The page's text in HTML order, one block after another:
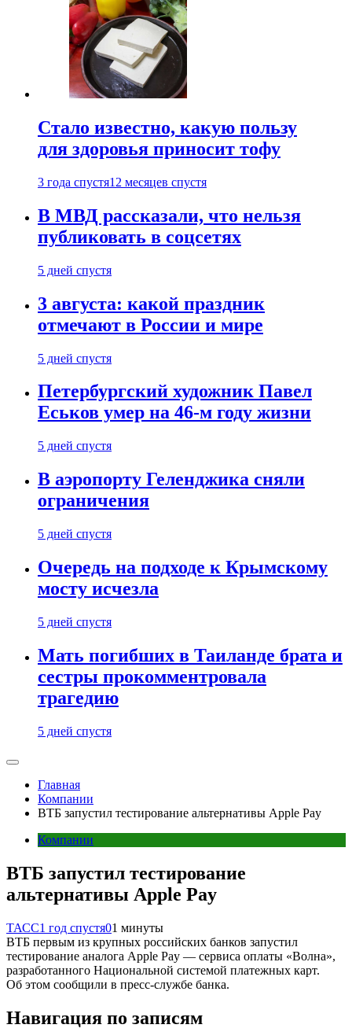
Стало известно, какую пользу
для здоровья приносит тофу
3 года спустя12 месяцев спустя
В МВД рассказали, что нельзя
публиковать в соцсетях
5 дней спустя
3 августа: какой праздник
отмечают в России и мире
5 дней спустя
Петербургский художник Павел
Еськов умер на 46-м году жизни
5 дней спустя
В аэропорту Геленджика сняли
ограничения
5 дней спустя
Очередь на подходе к Крымскому
мосту исчезла
5 дней спустя
Мать погибших в Таиланде брата и
сестры прокомментровала
трагедию
5 дней спустя
Главная
Компании
ВТБ запустил тестирование альтернативы Apple Pay
Компании
ВТБ запустил тестирование
альтернативы Apple Pay
ТАСС1 год спустя01 минуты
ВТБ первым из крупных российских банков запустил
тестирование аналога Apple Pay — сервиса оплаты «Волна»,
разработанного Национальной системой платежных карт.
Об этом сообщили в пресс-службе банка.
Навигация по записям